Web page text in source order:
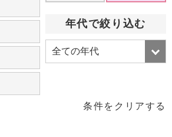
年代で絞り込む
条件をクリアする